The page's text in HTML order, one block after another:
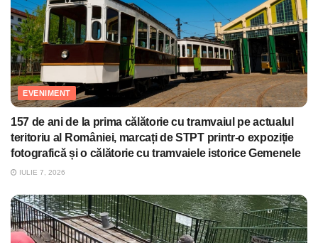
EVENIMENT
157 de ani de la prima călătorie cu tramvaiul pe actualul
teritoriu al României, marcați de STPT printr-o expoziție
fotografică și o călătorie cu tramvaiele istorice Gemenele
IULIE 7, 2026